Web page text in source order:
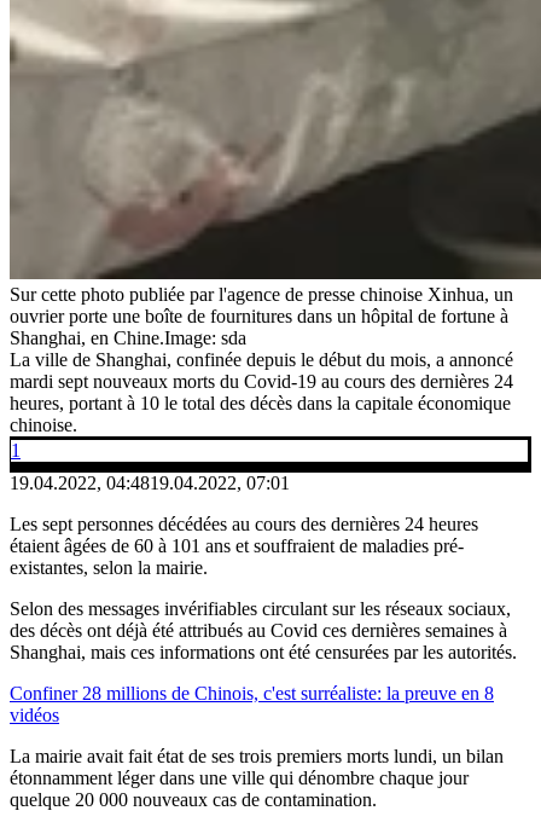
Sur cette photo publiée par l'agence de presse chinoise Xinhua, un
ouvrier porte une boîte de fournitures dans un hôpital de fortune à
Shanghai, en Chine.Image: sda
La ville de Shanghai, confinée depuis le début du mois, a annoncé
mardi sept nouveaux morts du Covid-19 au cours des dernières 24
heures, portant à 10 le total des décès dans la capitale économique
chinoise.
1
19.04.2022, 04:4819.04.2022, 07:01
Les sept personnes décédées au cours des dernières 24 heures
étaient âgées de 60 à 101 ans et souffraient de maladies pré-
existantes, selon la mairie.
Selon des messages invérifiables circulant sur les réseaux sociaux,
des décès ont déjà été attribués au Covid ces dernières semaines à
Shanghai, mais ces informations ont été censurées par les autorités.
Confiner 28 millions de Chinois, c'est surréaliste: la preuve en 8
vidéos
La mairie avait fait état de ses trois premiers morts lundi, un bilan
étonnamment léger dans une ville qui dénombre chaque jour
quelque 20 000 nouveaux cas de contamination.